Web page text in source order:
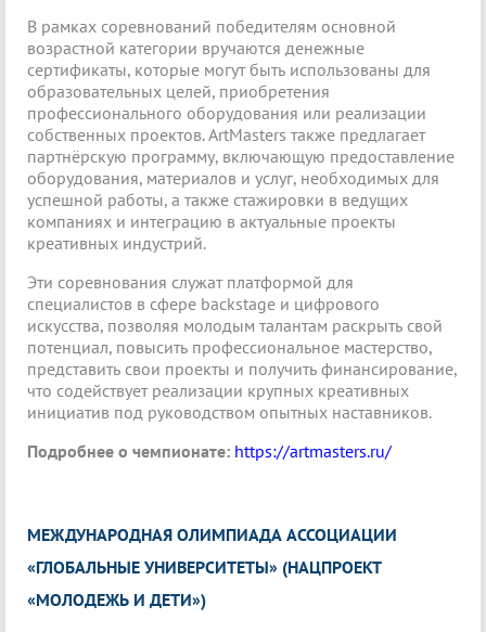
В рамках соревнований победителям основной
возрастной категории вручаются денежные
сертификаты, которые могут быть использованы для
образовательных целей, приобретения
профессионального оборудования или реализации
собственных проектов. ArtMasters также предлагает
партнёрскую программу, включающую предоставление
оборудования, материалов и услуг, необходимых для
успешной работы, а также стажировки в ведущих
компаниях и интеграцию в актуальные проекты
креативных индустрий.
Эти соревнования служат платформой для
специалистов в сфере backstage и цифрового
искусства, позволяя молодым талантам раскрыть свой
потенциал, повысить профессиональное мастерство,
представить свои проекты и получить финансирование,
что содействует реализации крупных креативных
инициатив под руководством опытных наставников.
Подробнее о чемпионате: https://artmasters.ru/
МЕЖДУНАРОДНАЯ ОЛИМПИАДА АССОЦИАЦИИ
«ГЛОБАЛЬНЫЕ УНИВЕРСИТЕТЫ» (НАЦПРОЕКТ
«МОЛОДЕЖЬ И ДЕТИ»)